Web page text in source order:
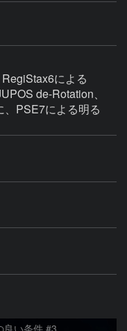
による
de-Rotation、
PSE7による明る